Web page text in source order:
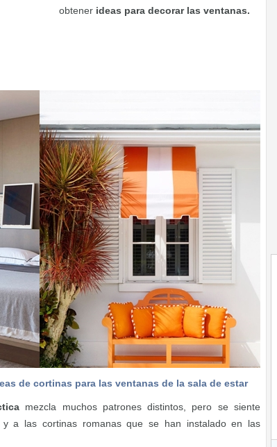
obtener ideas para decorar las ventanas.
de cortinas para las ventanas de la sala de estar
mezcla muchos patrones distintos, pero se siente
a las cortinas romanas que se han instalado en las